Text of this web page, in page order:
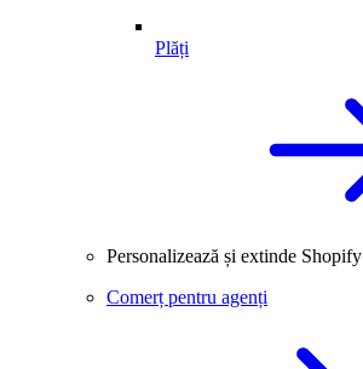
Plăți
Personalizează și extinde Shopify
Comerț pentru agenți